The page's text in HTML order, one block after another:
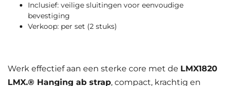
Inclusief: veilige sluitingen voor eenvoudige
bevestiging
Verkoop: per set (2 stuks)
Werk effectief aan een sterke core met de LMX1820
LMX.® Hanging ab strap, compact, krachtig en